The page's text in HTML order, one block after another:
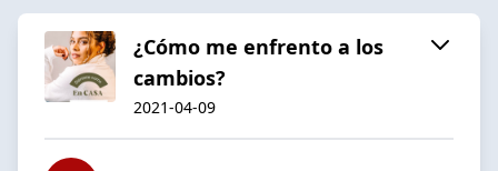
¿Cómo me enfrento a los
cambios?
2021-04-09